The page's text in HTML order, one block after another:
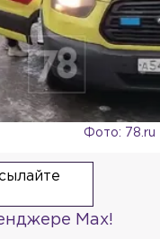
Фото: 78.ru
Max!